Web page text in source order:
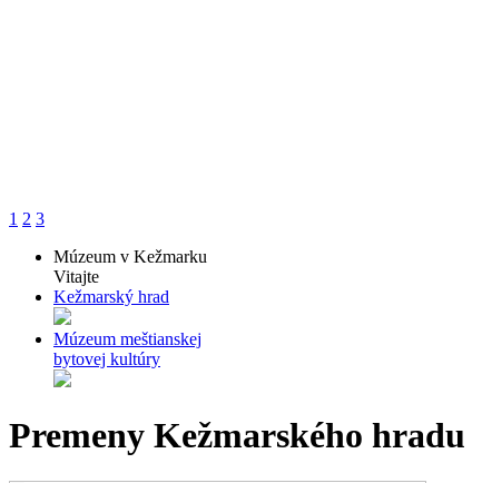
1 2 3
Múzeum v Kežmarku
Vitajte
Kežmarský hrad
Múzeum meštianskej
bytovej kultúry
Premeny Kežmarského hradu